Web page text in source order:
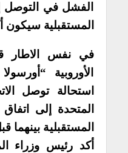
الفشل في التوصل
المستقبلية سيكون
في نفس الاطار
الأوروبية
استحالة توصل
المتحدة إلى
المستقبلية بينهما
أكد رئيس وزراء